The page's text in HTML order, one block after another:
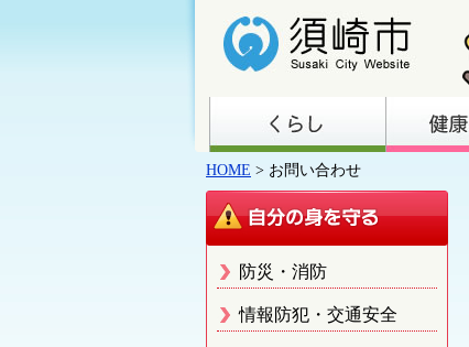
HOME > お問い合わせ
防災・消防
情報防犯・交通安全